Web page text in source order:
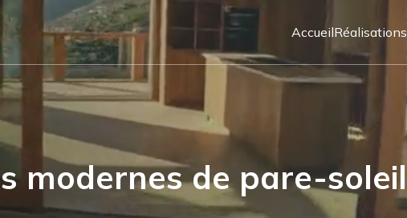
AccueilRéalisations
modernes de pare-soleil